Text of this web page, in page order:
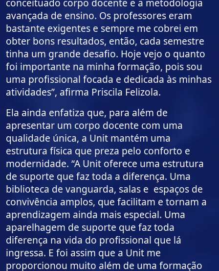
avançada de ensino. Os professores eram
bastante exigentes e sempre me cobrei em
obter bons resultados, então, cada semestre
tinha um grande desafio. Hoje vejo o quanto
foi importante na minha formação, pois sou
uma profissional focada e dedicada às minhas
atividades”, afirma Priscila Felizola.
Ela ainda enfatiza que, para além de
apresentar um corpo docente com uma
qualidade única, a Unit mantém uma
estrutura física que preza pelo conforto e
modernidade. “A Unit oferece uma estrutura
de suporte que faz toda a diferença. Uma
biblioteca de vanguarda, salas e espaços de
convivência amplos, que facilitam e tornam a
aprendizagem ainda mais especial. Uma
aparelhagem de suporte que faz toda
diferença na vida do profissional que lá
ingressa. E foi assim que a Unit me
proporcionou muito além de uma formação